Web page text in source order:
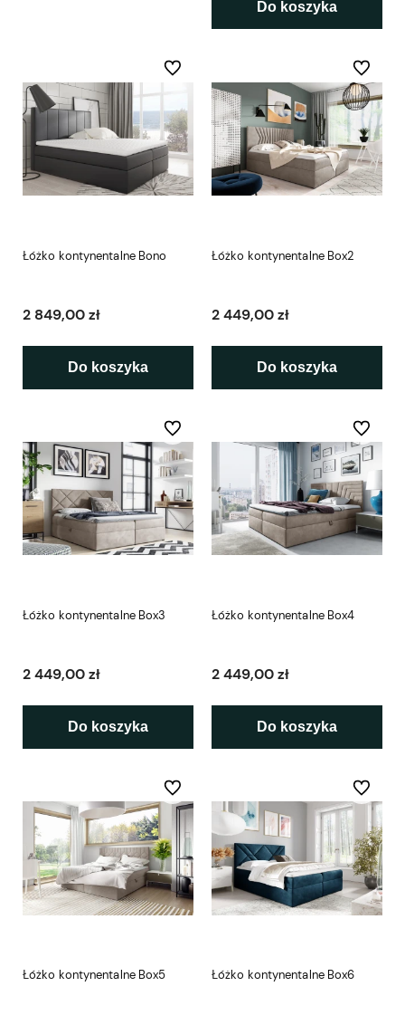
Do koszyka
Łóżko kontynentalne Bono
2 849,00 zł
Do koszyka
Do ulubionych
Łóżko kontynentalne Box2
2 449,00 zł
Do koszyka
Do
Łóżko kontynentalne Box3
2 449,00 zł
Do koszyka
Do ulubionych
Łóżko kontynentalne Box4
2 449,00 zł
Do koszyka
Do
Łóżko kontynentalne Box5
Do ulubionych
Łóżko kontynentalne Box6
Do